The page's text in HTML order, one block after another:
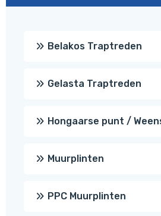
Belakos Traptreden
Gelasta Traptreden
Hongaarse punt /
Muurplinten
PPC Muurplinten